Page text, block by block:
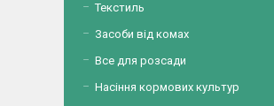
Текстиль
Засоби від комах
Все для розсади
Насіння кормових культур